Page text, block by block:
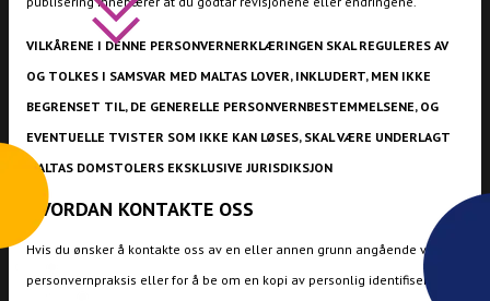
VILKÅRENE I DENNE PERSONVERNERKLÆRINGEN SKAL REGULERES AV
OG TOLKES I SAMSVAR MED MALTAS LOVER, INKLUDERT, MEN IKKE
BEGRENSET TIL, DE GENERELLE PERSONVERNBESTEMMELSENE, OG
EVENTUELLE TVISTER SOM IKKE KAN LØSES, SKAL VÆRE UNDERLAGT
MALTAS DOMSTOLERS EKSKLUSIVE JURISDIKSJON
HVORDAN KONTAKTE OSS
Hvis du ønsker å kontakte oss av en eller annen grunn angående vår
personvernpraksis eller for å be om en kopi av personlig identifiserbar